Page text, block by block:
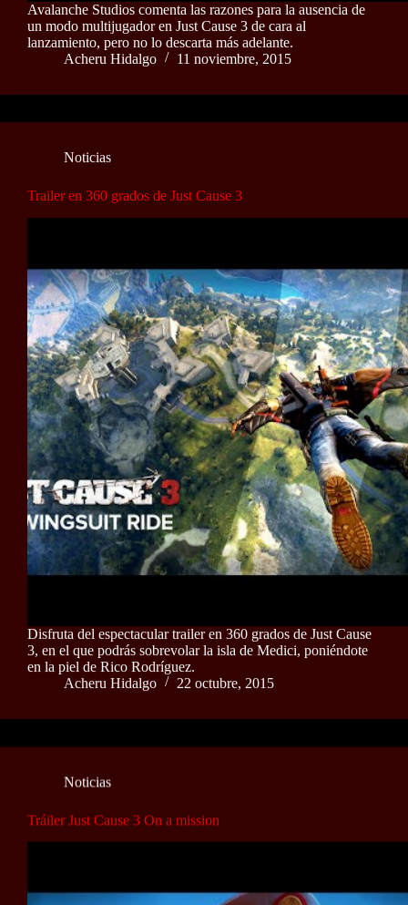
Avalanche Studios comenta las razones para la ausencia de
un modo multijugador en Just Cause 3 de cara al
lanzamiento, pero no lo descarta más adelante.
Acheru Hidalgo
11 noviembre, 2015
Noticias
Trailer en 360 grados de Just Cause 3
Disfruta del espectacular trailer en 360 grados de Just Cause
3, en el que podrás sobrevolar la isla de Medici, poniéndote
en la piel de Rico Rodríguez.
Acheru Hidalgo
22 octubre, 2015
Noticias
Tráiler Just Cause 3 On a mission